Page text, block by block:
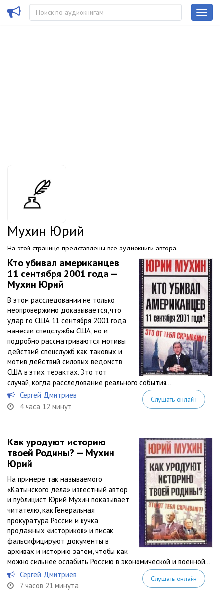
Мухин Юрий
На этой странице представлены все аудиокниги автора.
Кто убивал американцев
11 сентября 2001 года —
Мухин Юрий
В этом расследовании не только
неопровержимо доказывается, что
удар по США 11 сентября 2001 года
нанесли спецслужбы США, но и
подробно рассматриваются мотивы
действий спецслужб как таковых и
мотив действий силовых ведомств
США в этих терактах. Это тот
случай, когда расследование реального события...
Сергей Дмитриев
4 часа 12 минут
Слушать онлайн
Как уродуют историю
твоей Родины? — Мухин
Юрий
На примере так называемого
«Катынского дела» известный автор
и публицист Юрий Мухин показывает
читателю, как Генеральная
прокуратура России и кучка
продажных «историков» и писак
фальсифицируют документы в
архивах и историю затем, чтобы как
можно сильнее ослабить Россию в экономической и военной...
Сергей Дмитриев
7 часов 21 минута
Слушать онлайн